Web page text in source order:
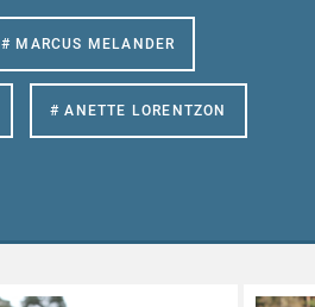
# MARCUS MELANDER
# ANETTE LORENTZON